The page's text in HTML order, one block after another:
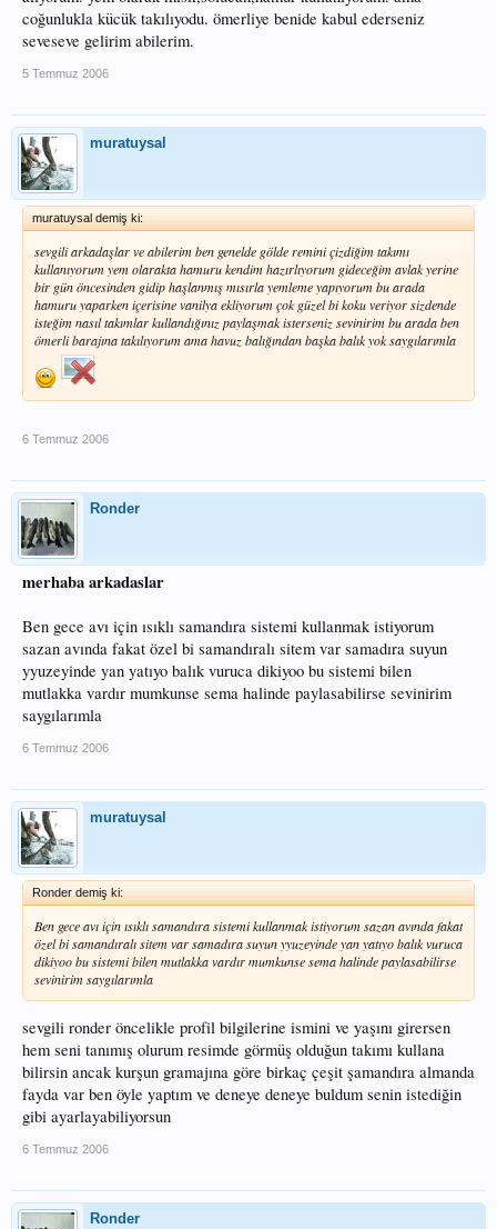
coğunlukla kücük takılıyodu. ömerliye benide kabul ederseniz
seveseve gelirim abilerim.
5 Temmuz 2006
muratuysal
muratuysal demiş ki:
sevgili arkadaşlar ve abilerim ben genelde gölde remini çizdiğim takımı
kullanıyorum yem olarakta hamuru kendim hazırlıyorum gideceğim avlak yerine
bir gün öncesinden gidip haşlanmış mısırla yemleme yapıyorum bu arada
hamuru yaparken içerisine vanilya ekliyorum çok güzel bi koku veriyor sizdende
isteğim nasıl takımlar kullandığınız paylaşmak isterseniz sevinirim bu arada ben
ömerli barajına takılıyorum ama havuz balığından başka balık yok saygılarımla
6 Temmuz 2006
Ronder
merhaba arkadaslar
Ben gece avı için ısıklı samandıra sistemi kullanmak istiyorum
sazan avında fakat özel bi samandıralı sitem var samadıra suyun
yyuzeyinde yan yatıyo balık vuruca dikiyoo bu sistemi bilen
mutlakka vardır mumkunse sema halinde paylasabilirse sevinirim
saygılarımla
6 Temmuz 2006
muratuysal
Ronder demiş ki:
Ben gece avı için ısıklı samandıra sistemi kullanmak istiyorum sazan avında fakat
özel bi samandıralı sitem var samadıra suyun yyuzeyinde yan yatıyo balık vuruca
dikiyoo bu sistemi bilen mutlakka vardır mumkunse sema halinde paylasabilirse
sevinirim saygılarımla
sevgili ronder öncelikle profil bilgilerine ismini ve yaşını girersen
hem seni tanımış olurum resimde görmüş olduğun takımı kullana
bilirsin ancak kurşun gramajına göre birkaç çeşit şamandıra almanda
fayda var ben öyle yaptım ve deneye deneye buldum senin istediğin
gibi ayarlayabiliyorsun
6 Temmuz 2006
Ronder